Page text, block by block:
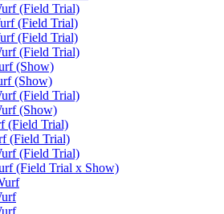
(Field Trial)
(Field Trial)
(Field Trial)
(Field Trial)
(Show)
(Show)
(Field Trial)
(Show)
(Field Trial)
(Field Trial)
(Field Trial)
(Field Trial x Show)